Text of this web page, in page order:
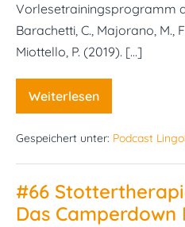
Vorlesetrainingsprogramm
Barachetti, C., Majorano, M.,
Miottello, P. (2019). […]
Weiterlesen
#67
Komm,
lesen
Buch!
Gespeichert unter: Podcast
#66
Das Camperdown